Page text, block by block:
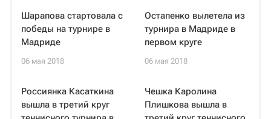
Шарапова стартовала с
победы на турнире в
Мадриде
06 мая 2018
Остапенко вылетела из
турнира в Мадриде в
первом круге
06 мая 2018
Россиянка Касаткина
вышла в третий круг
Чешка Каролина
Плишкова вышла в